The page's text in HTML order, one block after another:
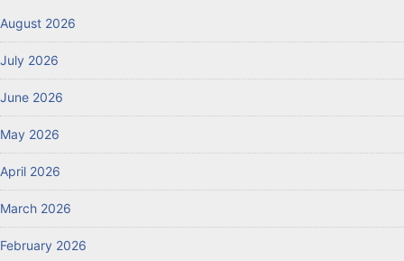
August 2026
July 2026
June 2026
May 2026
April 2026
March 2026
February 2026